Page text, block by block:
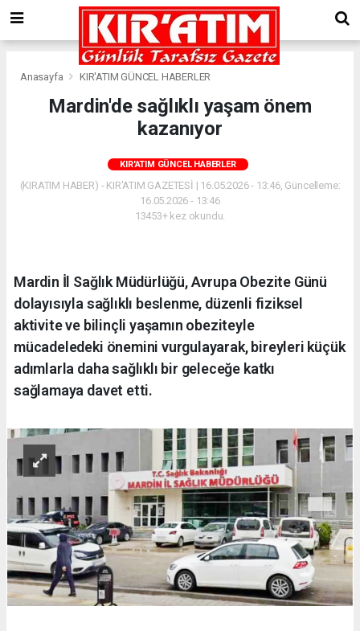
Anasayfa KIR'ATIM GÜNCEL HABERLER
Mardin'de sağlıklı yaşam önem
kazanıyor
KIR'ATIM GÜNCEL HABERLER
(KIRATIM HABER) - KIR'ATIM GAZETESİ | 16.05.2026 - 13:46, Güncelleme:
16.05.2026 - 13:46
13453+ kez okundu.
Mardin İl Sağlık Müdürlüğü, Avrupa Obezite Günü
dolayısıyla sağlıklı beslenme, düzenli fiziksel
aktivite ve bilinçli yaşamın obeziteyle
mücadeledeki önemini vurgulayarak, bireyleri küçük
adımlarla daha sağlıklı bir geleceğe katkı
sağlamaya davet etti.